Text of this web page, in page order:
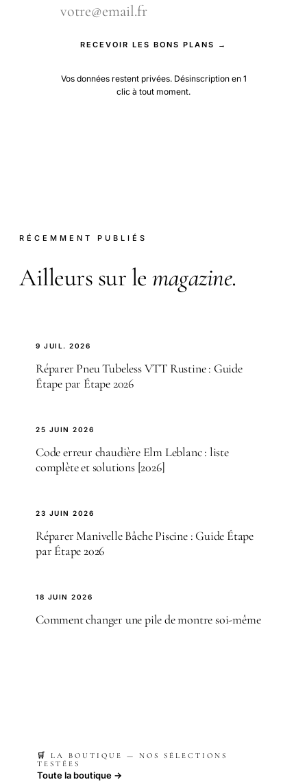
RECEVOIR LES BONS PLANS →
Vos données restent privées. Désinscription en 1
clic à tout moment.
RÉCEMMENT PUBLIÉS
Ailleurs sur le magazine.
9 JUIL. 2026
Réparer Pneu Tubeless VTT Rustine : Guide
Étape par Étape 2026
25 JUIN 2026
Code erreur chaudière Elm Leblanc : liste
complète et solutions [2026]
23 JUIN 2026
Réparer Manivelle Bâche Piscine : Guide Étape
par Étape 2026
18 JUIN 2026
Comment changer une pile de montre soi-même
🛒 LA BOUTIQUE — NOS SÉLECTIONS
TESTÉES
Toute la boutique →